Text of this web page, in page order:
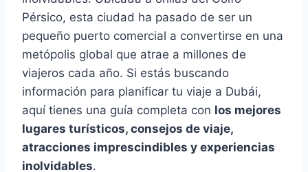
Pérsico, esta ciudad ha pasado de ser un
pequeño puerto comercial a convertirse en una
metópolis global que atrae a millones de
viajeros cada año. Si estás buscando
información para planificar tu viaje a Dubái,
aquí tienes una guía completa con los mejores
lugares turísticos, consejos de viaje,
atracciones imprescindibles y experiencias
inolvidables.